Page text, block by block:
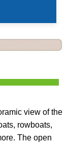
view of the
rowboats,
The open